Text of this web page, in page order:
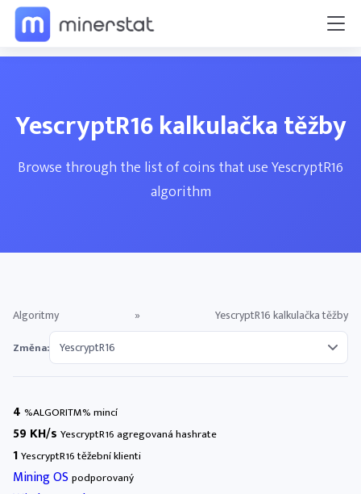
YescryptR16 kalkulačka těžby
Browse through the list of coins that use YescryptR16
algorithm
Algoritmy » YescryptR16 kalkulačka těžby
Změna:
4 %ALGORITM% mincí
59 KH/s YescryptR16 agregovaná hashrate
1YescryptR16 těžební klienti
Mining OS podporovaný